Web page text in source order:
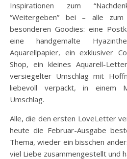
Inspirationen zum
“Weitergeben” bei – alle
besonderen Goodies: eine
eine handgemalte
Aquarellpapier, ein exklusiver
Shop, ein kleines Aquarell-
versiegelter Umschlag mit
liebevoll verpackt, in einem
Umschlag.
Alle, die den ersten LoveLetter
heute die Februar-Ausgabe
Thema, wieder ein bisschen
viel Liebe zusammengestellt und